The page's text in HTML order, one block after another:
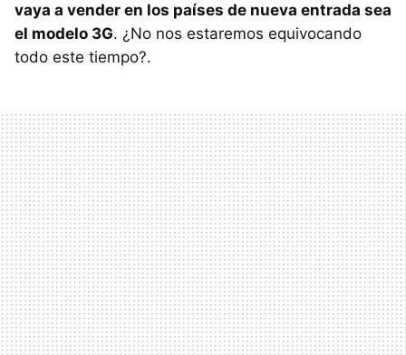
vaya a vender en los países de nueva entrada sea
el modelo 3G. ¿No nos estaremos equivocando
todo este tiempo?.